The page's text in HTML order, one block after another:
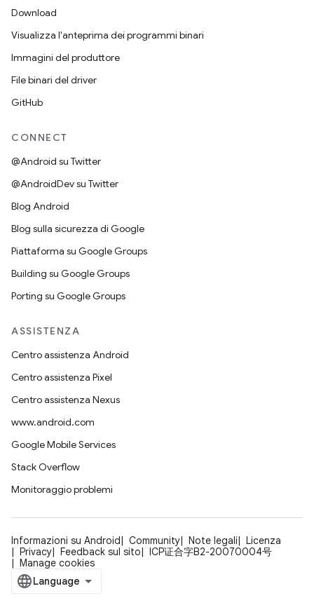
Download
Visualizza l'anteprima dei programmi binari
Immagini del produttore
File binari del driver
GitHub
CONNECT
@Android su Twitter
@AndroidDev su Twitter
Blog Android
Blog sulla sicurezza di Google
Piattaforma su Google Groups
Building su Google Groups
Porting su Google Groups
ASSISTENZA
Centro assistenza Android
Centro assistenza Pixel
Centro assistenza Nexus
www.android.com
Google Mobile Services
Stack Overflow
Monitoraggio problemi
Informazioni su Android Community Note legali
Licenza
Privacy
Feedback sul sito
ICP证合字B2-20070004号
Manage cookies